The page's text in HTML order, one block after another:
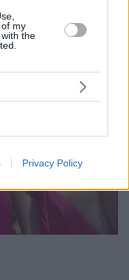
my
the
Privacy Policy